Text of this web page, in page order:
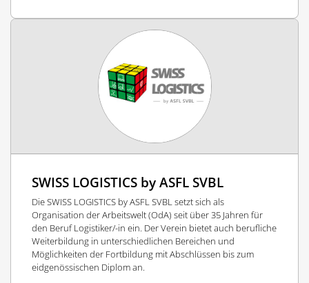
SWISS LOGISTICS by ASFL SVBL
Die SWISS LOGISTICS by ASFL SVBL setzt sich als
Organisation der Arbeitswelt (OdA) seit über 35 Jahren für
den Beruf Logistiker/-in ein. Der Verein bietet auch berufliche
Weiterbildung in unterschiedlichen Bereichen und
Möglichkeiten der Fortbildung mit Abschlüssen bis zum
eidgenössischen Diplom an.